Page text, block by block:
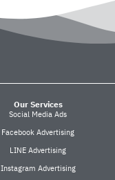
Our Services
Social Media Ads
Facebook Advertising
LINE Advertising
Instagram Advertising